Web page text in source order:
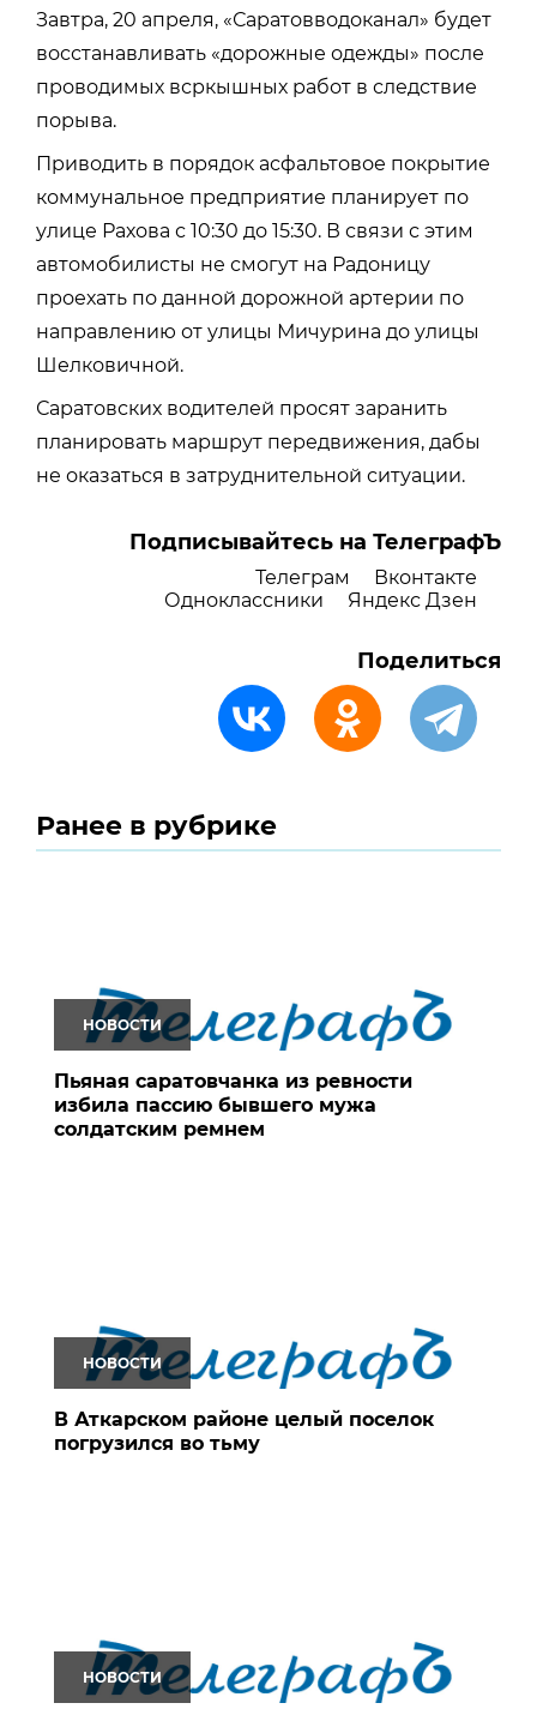
Завтра, 20 апреля, «Саратовводоканал» будет
восстанавливать «дорожные одежды» после
проводимых всркышных работ в следствие
порыва.
Приводить в порядок асфальтовое покрытие
коммунальное предприятие планирует по
улице Рахова с 10:30 до 15:30. В связи с этим
автомобилисты не смогут на Радоницу
проехать по данной дорожной артерии по
направлению от улицы Мичурина до улицы
Шелковичной.
Саратовских водителей просят заранить
планировать маршрут передвижения, дабы
не оказаться в затруднительной ситуации.
Подписывайтесь на ТелеграфЪ
Телеграм
Вконтакте
Одноклассники
Яндекс Дзен
Поделиться
Ранее в рубрике
НОВОСТИ
Пьяная саратовчанка из ревности
избила пассию бывшего мужа
солдатским ремнем
НОВОСТИ
В Аткарском районе целый поселок
погрузился во тьму
НОВОСТИ